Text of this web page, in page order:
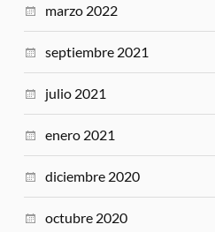
marzo 2022
septiembre 2021
julio 2021
enero 2021
diciembre 2020
octubre 2020